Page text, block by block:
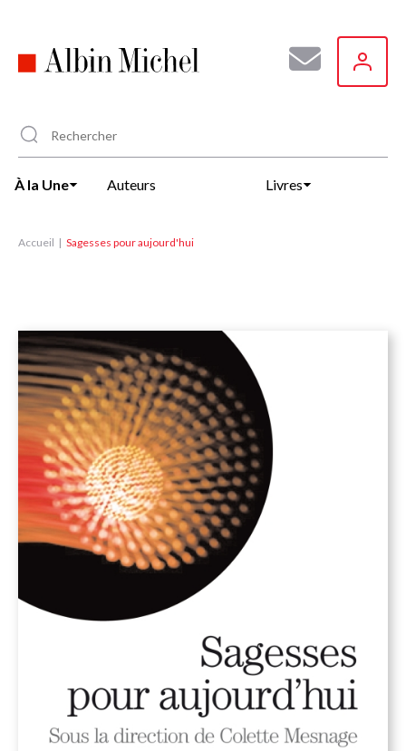
principal
À la Une Auteurs Livres
Accueil Sagesses pour aujourd'hui